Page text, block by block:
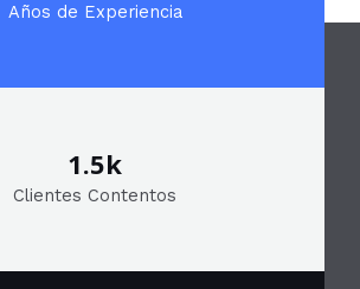
Años de Experiencia
1.5k
Clientes Contentos